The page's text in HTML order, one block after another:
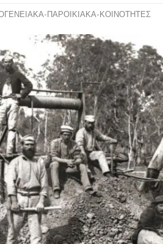
ΠΑΡΟΙΚΙΑΚΑ-ΚΟΙΝΟΤΗΤΕΣ